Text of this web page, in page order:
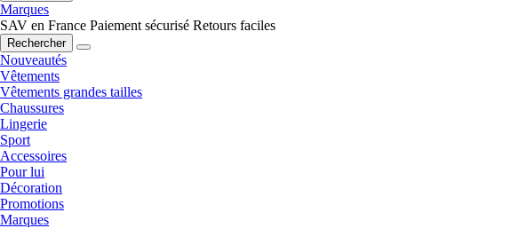
Marques
SAV en France Paiement sécurisé Retours faciles
Rechercher
Nouveautés
Vêtements
Vêtements grandes tailles
Chaussures
Lingerie
Sport
Accessoires
Pour lui
Décoration
Promotions
Marques